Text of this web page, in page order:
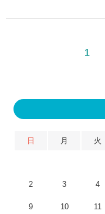
1
日 月 火
2 3 4
9 10 11